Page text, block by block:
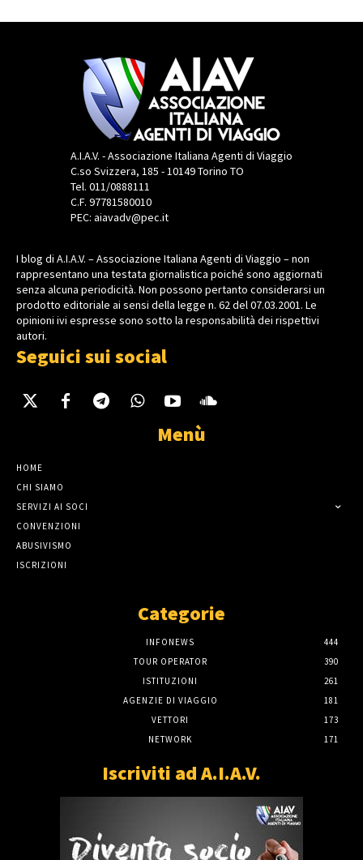
A.I.A.V. - Associazione Italiana Agenti di Viaggio
C.so Svizzera, 185 - 10149 Torino TO
Tel. 011/0888111
C.F. 97781580010
PEC: aiavadv@pec.it
I blog di A.I.A.V. – Associazione Italiana Agenti di Viaggio – non
rappresentano una testata giornalistica poiché sono aggiornati
senza alcuna periodicità. Non possono pertanto considerarsi un
prodotto editoriale ai sensi della legge n. 62 del 07.03.2001. Le
opinioni ivi espresse sono sotto la responsabilità dei rispettivi
autori.
Seguici sui social
Menù
HOME
CHI SIAMO
SERVIZI AI SOCI
CONVENZIONI
ABUSIVISMO
ISCRIZIONI
Categorie
INFONEWS
444
TOUR OPERATOR
390
ISTITUZIONI
261
AGENZIE DI VIAGGIO
181
VETTORI
173
NETWORK
171
Iscriviti ad A.I.A.V.